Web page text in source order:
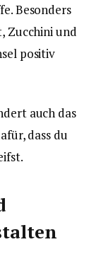
Besonders
Zucchini und
positiv
auch das
dass du